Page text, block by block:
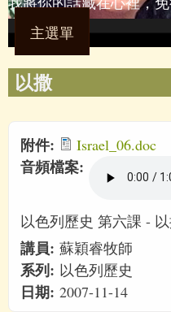
主選單
以撒
附件: Israel_06.doc
音頻檔案:
以色列歷史 第六課 -
講員: 蘇穎睿牧師
系列: 以色列歷史
日期: 2007-11-14